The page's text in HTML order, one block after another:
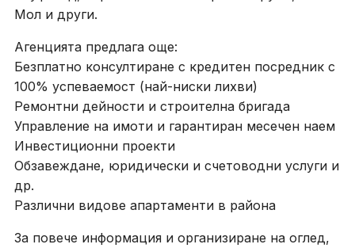
Мол и други.
Агенцията предлага още:
Безплатно консултиране с кредитен посредник с
100% успеваемост (най-ниски лихви)
Ремонтни дейности и строителна бригада
Управление на имоти и гарантиран месечен наем
Инвестиционни проекти
Обзавеждане, юридически и счетоводни услуги и
др.
Различни видове апартаменти в района
За повече информация и организиране на оглед,